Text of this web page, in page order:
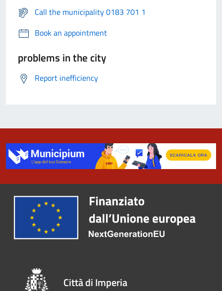
Call the municipality 0183 701 1
Book an appointment
problems in the city
Report inefficiency
Città di Imperia